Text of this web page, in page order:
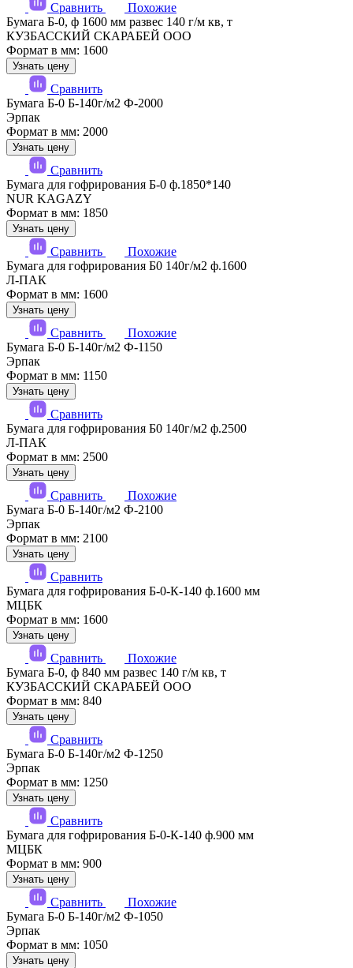
Сравнить
Похожие
Бумага Б-0, ф 1600 мм развес 140 г/м кв, т
КУЗБАССКИЙ СКАРАБЕЙ ООО
Формат в мм: 1600
Узнать цену
Сравнить
Бумага Б-0 Б-140г/м2 Ф-2000
Эрпак
Формат в мм: 2000
Узнать цену
Сравнить
Бумага для гофрирования Б-0 ф.1850*140
NUR KAGAZY
Формат в мм: 1850
Узнать цену
Сравнить
Похожие
Бумага для гофрирования Б0 140г/м2 ф.1600
Л-ПАК
Формат в мм: 1600
Узнать цену
Сравнить
Похожие
Бумага Б-0 Б-140г/м2 Ф-1150
Эрпак
Формат в мм: 1150
Узнать цену
Сравнить
Бумага для гофрирования Б0 140г/м2 ф.2500
Л-ПАК
Формат в мм: 2500
Узнать цену
Сравнить
Похожие
Бумага Б-0 Б-140г/м2 Ф-2100
Эрпак
Формат в мм: 2100
Узнать цену
Сравнить
Бумага для гофрирования Б-0-К-140 ф.1600 мм
МЦБК
Формат в мм: 1600
Узнать цену
Сравнить
Похожие
Бумага Б-0, ф 840 мм развес 140 г/м кв, т
КУЗБАССКИЙ СКАРАБЕЙ ООО
Формат в мм: 840
Узнать цену
Сравнить
Бумага Б-0 Б-140г/м2 Ф-1250
Эрпак
Формат в мм: 1250
Узнать цену
Сравнить
Бумага для гофрирования Б-0-К-140 ф.900 мм
МЦБК
Формат в мм: 900
Узнать цену
Сравнить
Похожие
Бумага Б-0 Б-140г/м2 Ф-1050
Эрпак
Формат в мм: 1050
Узнать цену